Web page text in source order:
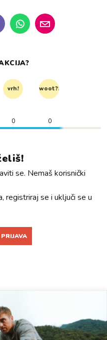
vrh! woot?!
0 0
se. Nemaš korisnički
registriraj se i uključi se u
PRIJAVA